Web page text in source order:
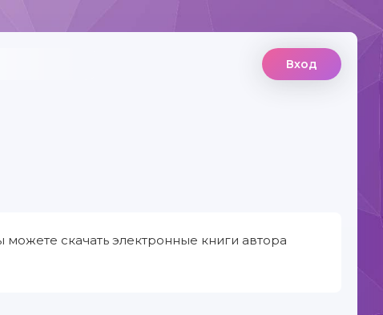
Вход
скачать электронные книги автора